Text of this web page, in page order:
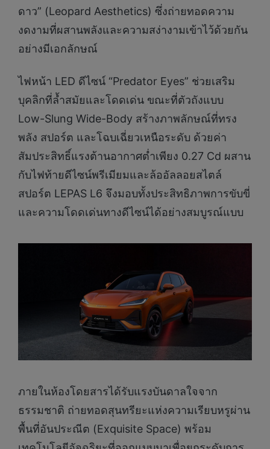
ดาว” (Leopard Aesthetics) ซึ่งถ่ายทอดความ
งดงามที่ผสานพลังและความสง่างามเข้าไว้ด้วยกัน
อย่างมีเอกลักษณ์
ไฟหน้า LED ดีไซน์ “Predator Eyes” ช่วยเสริม
บุคลิกที่ล้ำสมัยและโดดเด่น ขณะที่ตัวถังแบบ
Low-Slung Wide-Body สร้างภาพลักษณ์ที่ทรง
พลัง สปอร์ต และโฉบเฉี่ยวเหนือระดับ ด้วยค่า
สัมประสิทธิ์แรงต้านอากาศต่ำเพียง 0.27 Cd ผสาน
กับไฟท้ายดีไซน์พรีเมียมและล้ออัลลอยสไตล์
สปอร์ต LEPAS L6 จึงมอบทั้งประสิทธิภาพการขับขี่
และความโดดเด่นทางดีไซน์ได้อย่างสมบูรณ์แบบ
ภายในห้องโดยสารได้รับแรงบันดาลใจจาก
ธรรมชาติ ถ่ายทอดสุนทรียะแห่งความเรียบหรูผ่าน
พื้นที่อันประณีต (Exquisite Space) พร้อม